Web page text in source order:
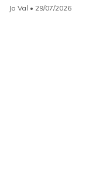
Jo Val • 29/07/2026